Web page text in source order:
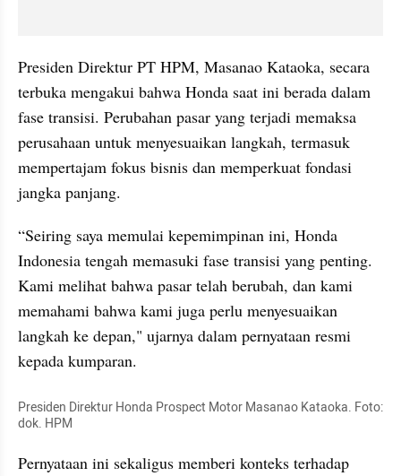
Presiden Direktur PT HPM, Masanao Kataoka, secara
terbuka mengakui bahwa Honda saat ini berada dalam
fase transisi. Perubahan pasar yang terjadi memaksa
perusahaan untuk menyesuaikan langkah, termasuk
mempertajam fokus bisnis dan memperkuat fondasi
jangka panjang.
“Seiring saya memulai kepemimpinan ini, Honda
Indonesia tengah memasuki fase transisi yang penting.
Kami melihat bahwa pasar telah berubah, dan kami
memahami bahwa kami juga perlu menyesuaikan
langkah ke depan," ujarnya dalam pernyataan resmi
kepada kumparan.
Presiden Direktur Honda Prospect Motor Masanao Kataoka. Foto:
dok. HPM
Pernyataan ini sekaligus memberi konteks terhadap